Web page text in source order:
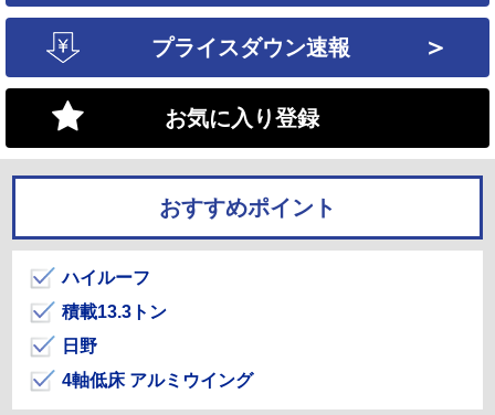
プライスダウン速報 ＞
お気に入り登録
おすすめポイント
ハイルーフ
積載13.3トン
日野
4軸低床 アルミウイング